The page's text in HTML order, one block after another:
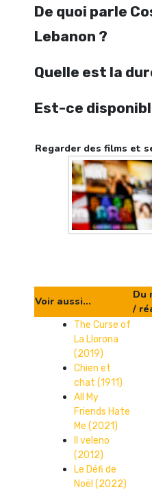
De quoi parle
Lebanon ?
Quelle est la
Est-ce
Regarder des films et
Voir aussi...
Du
/
The Curse of
La Llorona
(2019)
Chien et
chat (1911)
All My
Friends Hate
Me (2021)
Il veleno
(2012)
Le Défi de
Noël (2022)